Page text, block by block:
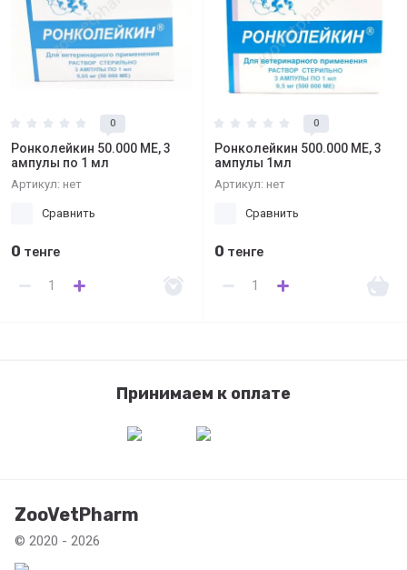
0
Ронколейкин 50.000 МЕ, 3
ампулы по 1 мл
Артикул: нет
Сравнить
0 тенге
0
Ронколейкин 500.000 МЕ, 3
ампулы 1мл
Артикул: нет
Сравнить
0 тенге
Принимаем к оплате
ZooVetPharm
© 2020 - 2026